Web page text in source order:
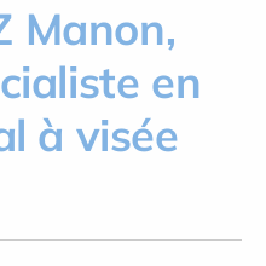
Manon,
en
à visée